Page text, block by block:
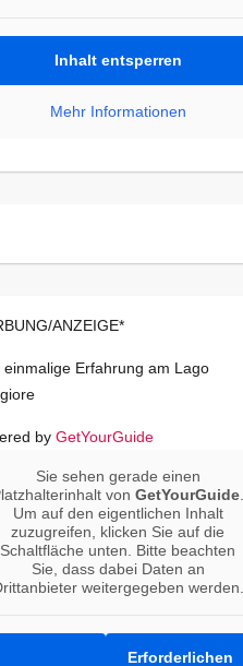
Inhalt entsperren
Mehr Informationen
ANZEIGE*
einmalige Erfahrung am Lago
by GetYourGuide
Sie sehen gerade einen
vonGetYourGuide
Um auf den eigentlichen Inhalt
zuzugreifen, klicken Sie auf die
Schaltfläche unten. Bitte beachten
Sie, dass dabei Daten an
weitergegeben werden.
Erforderlichen